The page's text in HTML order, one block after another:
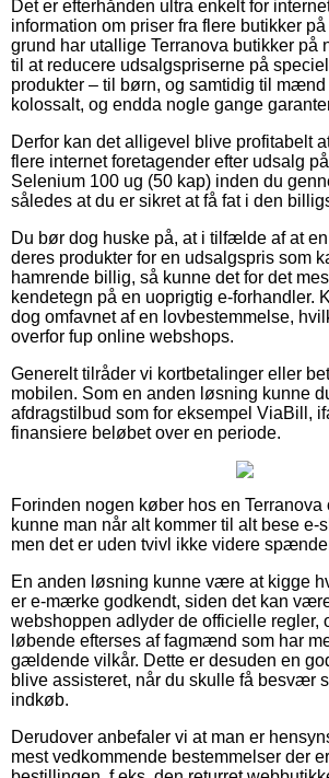
Det er efterhånden ultra enkelt for
information om priser fra flere butikker
grund har utallige Terranova butikker på
til at reducere udsalgspriserne på
produkter – til børn, og samtidig til
kolossalt, og endda nogle gange
Derfor kan det alligevel blive profitabelt
flere internet foretagender efter udsalg
Selenium 100 ug (50 kap) inden du
således at du er sikret at få fat i den
Du bør dog huske på, at i tilfælde af at
deres produkter for en udsalgspris som
hamrende billig, så kunne det for det
kendetegn på en uoprigtig e-forhandler.
dog omfavnet af en lovbestemmelse,
overfor fup online webshops.
Generelt tilråder vi kortbetalinger eller
mobilen. Som en anden løsning kunne
afdragstilbud som for eksempel ViaBill,
finansiere beløbet over en periode.
Forinden nogen køber hos en Terranova
kunne man når alt kommer til alt bese e-
men det er uden tvivl ikke videre
En anden løsning kunne være at kigge
er e-mærke godkendt, siden det kan
webshoppen adlyder de officielle regler,
løbende efterses af fagmænd som har
gældende vilkår. Dette er desuden en
blive assisteret, når du skulle få besvær
indkøb.
Derudover anbefaler vi at man er
mest vedkommende bestemmelser der